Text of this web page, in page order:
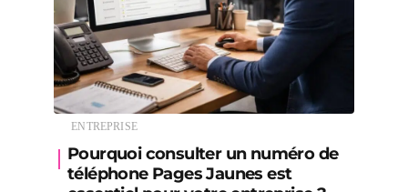
ENTREPRISE
Pourquoi consulter un numéro de
téléphone Pages Jaunes est